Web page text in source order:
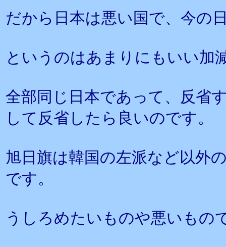
だから日本は悪い国で、今の
というのはあまりにもいい加
全部同じ日本であって、反省
して反省したら良いのです。
旭日旗は韓国の左派など以外
です。
うしろめたいものや悪いもの